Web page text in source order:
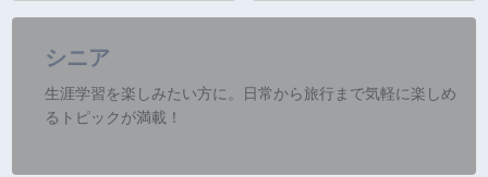
シニア
生涯学習を楽しみたい方に。日常から旅行まで気軽に楽しめ
るトピックが満載！